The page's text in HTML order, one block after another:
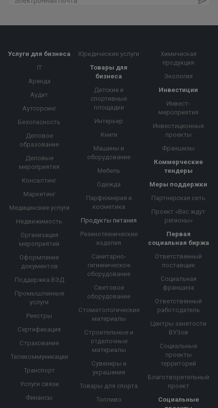
Услуги для бизнеса
IT
Аренда
Аудит
Аутсорсинг
Безопасность
Деловое
образование
Деловые
мероприятия
Консалтинг
Маркетинг
Медицинские услуги
Недвижимость
Организация
мероприятий
Оформление
документов
Поддержка ВЭД
Промышленные
услуги
Реестры
Сертификация
Страхование
Телекоммуникации
Транспорт
Услуги связи
Финансы
Юридические услуги
Товары для
бизнеса
Детские и
спортивные
площадки
Интерьер
Книги
Машины и
оборудование
Мебель
Одежда
Парфюмерия и
косметика
Продукты питания
Резинотехнические
изделия
Санитарно-
гигиеническое
оборудование
Световое
оборудование
Стоматологические
материалы
Строительные и
отделочные
материалы
Сувениры и
украшения
Товары для спорта
Топливо
Химическая
продукция
Экология
Инвестиции
Инвест-
мероприятия
Инвестиционные
проекты
Франшизы
Коммерческие
тендеры
Меры поддержки
Партнерская сеть
Проект «Вас ждут
регионы»
Первая
социальная биржа
Ответственный
поставщик
Социальная
франшиза
Ответственный
работодатель
Центры занятости
ВУЗов
Социальные
проекты
территорий
Благотворительный
проект
Социальные